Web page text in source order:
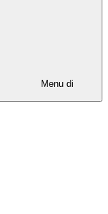
Menu di